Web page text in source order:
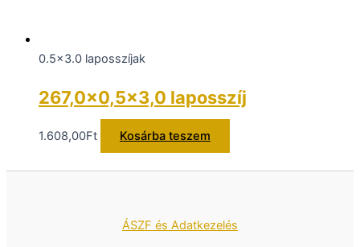
0.5x3.0 laposszíjak
267,0×0,5×3,0 laposszíj
1.608,00Ft Kosárba teszem
ÁSZF és Adatkezelés